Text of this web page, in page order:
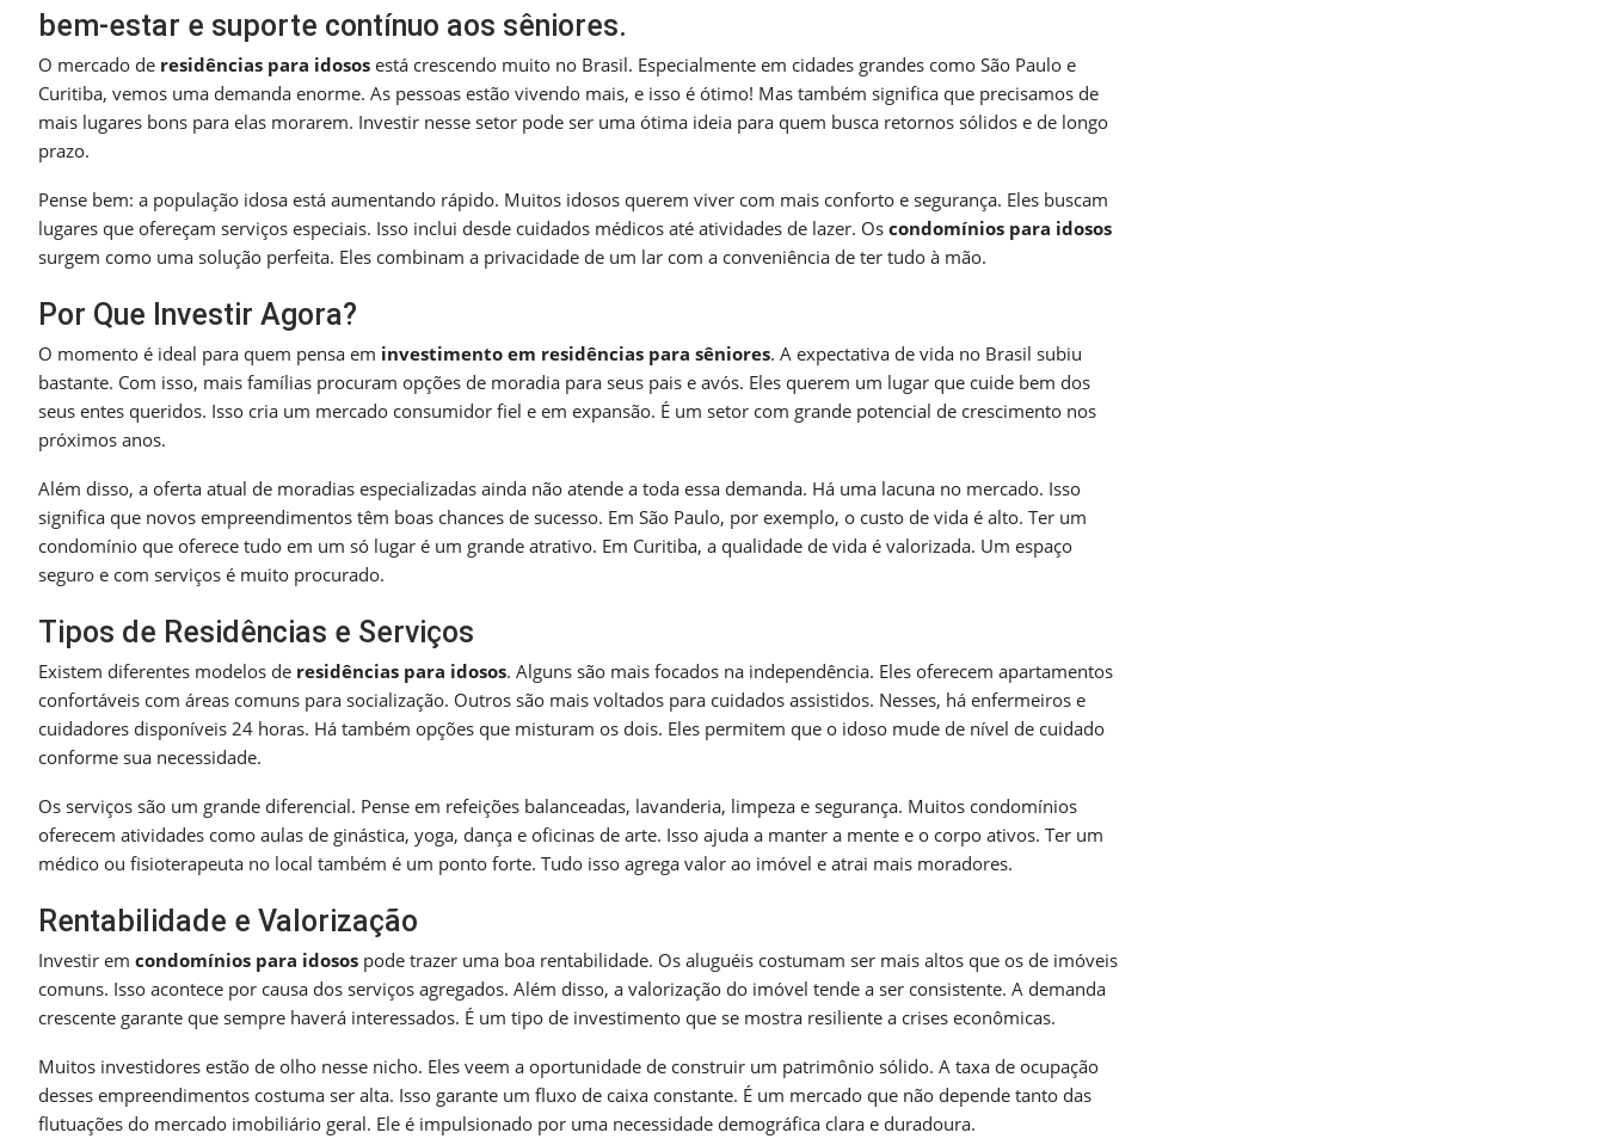
bem-estar e suporte contínuo aos sêniores.
O mercado de residências para idosos está crescendo muito no Brasil. Especialmente em cidades grandes como São Paulo e
Curitiba, vemos uma demanda enorme. As pessoas estão vivendo mais, e isso é ótimo! Mas também significa que precisamos de
mais lugares bons para elas morarem. Investir nesse setor pode ser uma ótima ideia para quem busca retornos sólidos e de longo
prazo.
Pense bem: a população idosa está aumentando rápido. Muitos idosos querem viver com mais conforto e segurança. Eles buscam
lugares que ofereçam serviços especiais. Isso inclui desde cuidados médicos até atividades de lazer. Os condomínios para idosos
surgem como uma solução perfeita. Eles combinam a privacidade de um lar com a conveniência de ter tudo à mão.
Por Que Investir Agora?
O momento é ideal para quem pensa em investimento em residências para sêniores. A expectativa de vida no Brasil subiu
bastante. Com isso, mais famílias procuram opções de moradia para seus pais e avós. Eles querem um lugar que cuide bem dos
seus entes queridos. Isso cria um mercado consumidor fiel e em expansão. É um setor com grande potencial de crescimento nos
próximos anos.
Além disso, a oferta atual de moradias especializadas ainda não atende a toda essa demanda. Há uma lacuna no mercado. Isso
significa que novos empreendimentos têm boas chances de sucesso. Em São Paulo, por exemplo, o custo de vida é alto. Ter um
condomínio que oferece tudo em um só lugar é um grande atrativo. Em Curitiba, a qualidade de vida é valorizada. Um espaço
seguro e com serviços é muito procurado.
Tipos de Residências e Serviços
Existem diferentes modelos de residências para idosos. Alguns são mais focados na independência. Eles oferecem apartamentos
confortáveis com áreas comuns para socialização. Outros são mais voltados para cuidados assistidos. Nesses, há enfermeiros e
cuidadores disponíveis 24 horas. Há também opções que misturam os dois. Eles permitem que o idoso mude de nível de cuidado
conforme sua necessidade.
Os serviços são um grande diferencial. Pense em refeições balanceadas, lavanderia, limpeza e segurança. Muitos condomínios
oferecem atividades como aulas de ginástica, yoga, dança e oficinas de arte. Isso ajuda a manter a mente e o corpo ativos. Ter um
médico ou fisioterapeuta no local também é um ponto forte. Tudo isso agrega valor ao imóvel e atrai mais moradores.
Rentabilidade e Valorização
Investir em condomínios para idosos pode trazer uma boa rentabilidade. Os aluguéis costumam ser mais altos que os de imóveis
comuns. Isso acontece por causa dos serviços agregados. Além disso, a valorização do imóvel tende a ser consistente. A demanda
crescente garante que sempre haverá interessados. É um tipo de investimento que se mostra resiliente a crises econômicas.
Muitos investidores estão de olho nesse nicho. Eles veem a oportunidade de construir um patrimônio sólido. A taxa de ocupação
desses empreendimentos costuma ser alta. Isso garante um fluxo de caixa constante. É um mercado que não depende tanto das
flutuações do mercado imobiliário geral. Ele é impulsionado por uma necessidade demográfica clara e duradoura.